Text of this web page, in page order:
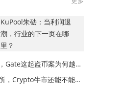
KuPool朱砝：当利润退
潮，行业的下一页在哪
里？
创始人三次下场回应，Gate这起盗币案为何越描越黑？
一个月献祭三家交易所，Crypto牛市还能不能来？